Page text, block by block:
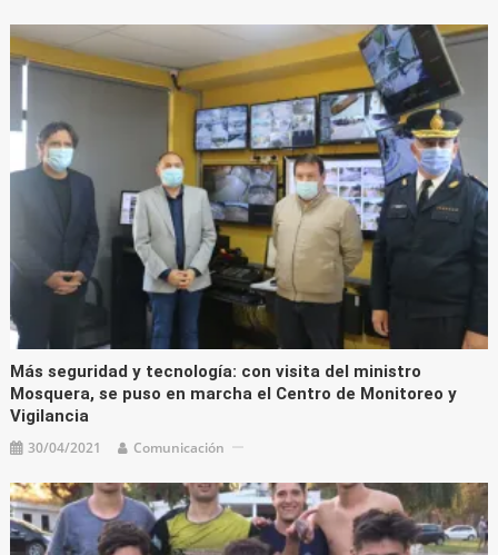
Más seguridad y tecnología: con visita del ministro
Mosquera, se puso en marcha el Centro de Monitoreo y
Vigilancia
30/04/2021 Comunicación